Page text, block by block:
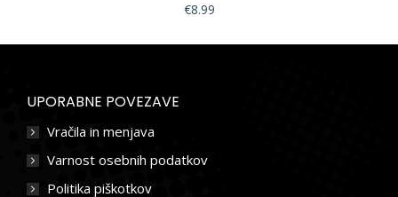
€8.99
UPORABNE POVEZAVE
Vračila in menjava
Varnost osebnih podatkov
Politika piškotkov